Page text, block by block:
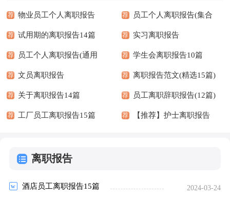
荐 物业员工个人离职报告 荐 员工个人离职报告(集合
15篇)
荐 试用期的离职报告14篇 荐 实习离职报告
荐 员工个人离职报告(通用
15篇)
荐 学生会离职报告10篇
荐 文员离职报告 荐 离职报告范文(精选15篇)
荐 关于离职报告14篇 荐 员工离职辞职报告(12篇)
荐 工厂员工离职报告15篇 荐 【推荐】护士离职报告
离职报告
酒店员工离职报告15篇 2024-03-24